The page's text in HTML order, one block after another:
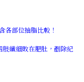
各部位抽脂比較！
纖細敗在肥肚，剷除紀